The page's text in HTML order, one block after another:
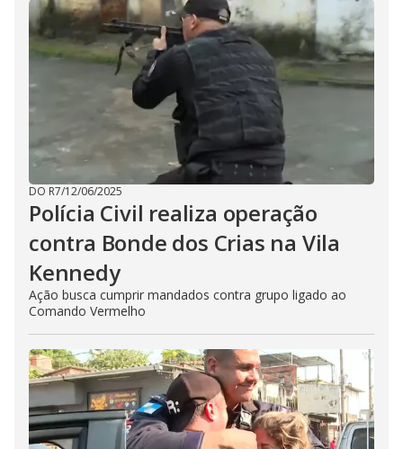
DO R7/12/06/2025
Polícia Civil realiza operação
contra Bonde dos Crias na Vila
Kennedy
Ação busca cumprir mandados contra grupo ligado ao
Comando Vermelho